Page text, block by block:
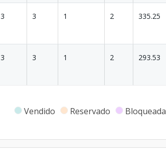
3 3 1 2 335.25
3 3 1 2 293.53
Vendido Reservado Bloqueada